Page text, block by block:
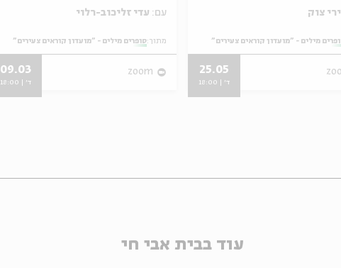
מילים - "מועדון קוראים צעירים"
25.05
ד' | 18:00
עם:
מתוך:סופרים מילים - "מועדון קוראים צעירים"
zoom
09.03
ד' | 18:00
עוד בבית אבי חי